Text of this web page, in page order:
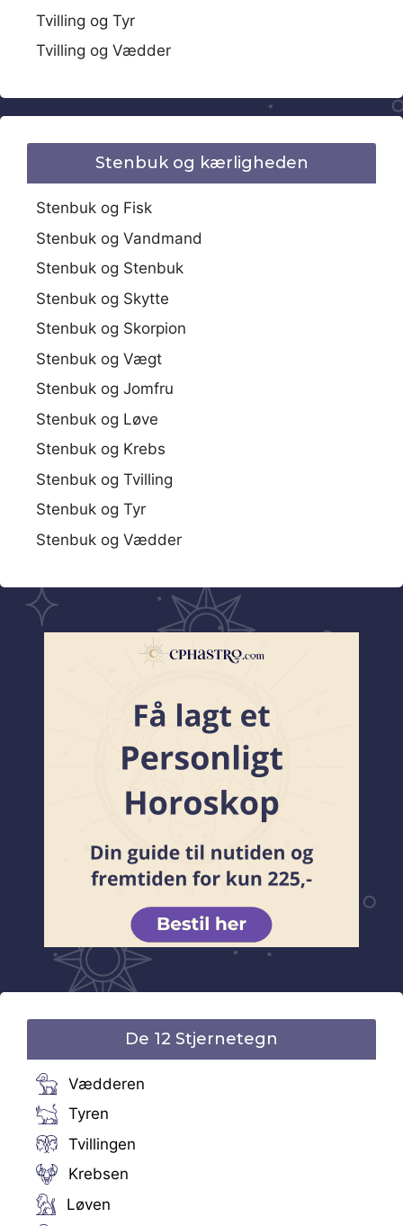
Tvilling og Tyr
Tvilling og Vædder
Stenbuk og kærligheden
Stenbuk og Fisk
Stenbuk og Vandmand
Stenbuk og Stenbuk
Stenbuk og Skytte
Stenbuk og Skorpion
Stenbuk og Vægt
Stenbuk og Jomfru
Stenbuk og Løve
Stenbuk og Krebs
Stenbuk og Tvilling
Stenbuk og Tyr
Stenbuk og Vædder
De 12 Stjernetegn
Vædderen
Tyren
Tvillingen
Krebsen
Løven